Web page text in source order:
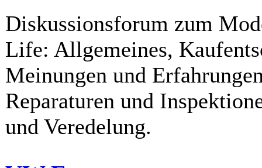
Diskussionsforum zum
Life: Allgemeines,
Meinungen und
Reparaturen und
und Veredelung.